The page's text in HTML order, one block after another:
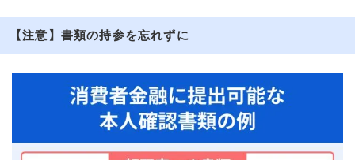
【注意】書類の持参を忘れずに